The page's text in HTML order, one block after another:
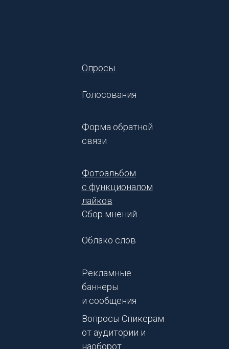
Вопросы Спикерам
от аудитории и
наоборот
Рекламные
баннеры
и сообщения
Облако слов
Сбор мнений
Фотоальбом
с функционалом
лайков
Форма обратной
связи
Голосования
Опросы